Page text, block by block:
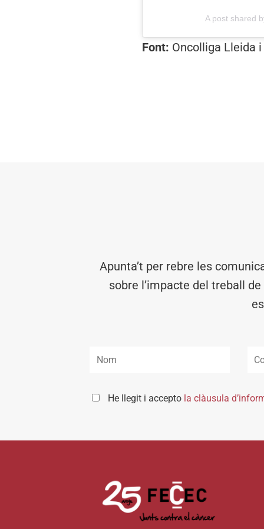
A post shared
Font: Oncolliga Lleida i
Apunta’t per rebre les
sobre l’impacte del treball
He llegit i accepto la clàusula